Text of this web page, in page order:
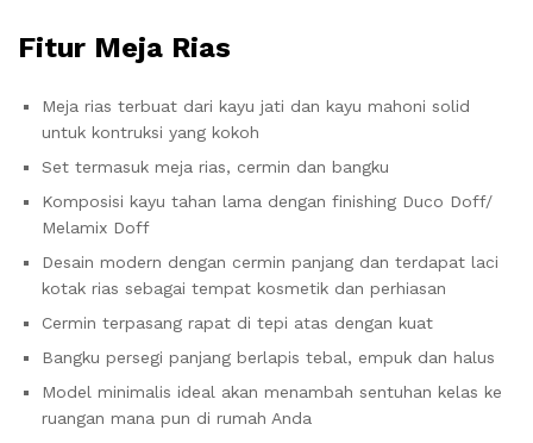
Fitur Meja Rias
Meja rias terbuat dari kayu jati dan kayu mahoni solid
untuk kontruksi yang kokoh
Set termasuk meja rias, cermin dan bangku
Komposisi kayu tahan lama dengan finishing Duco Doff/
Melamix Doff
Desain modern dengan cermin panjang dan terdapat laci
kotak rias sebagai tempat kosmetik dan perhiasan
Cermin terpasang rapat di tepi atas dengan kuat
Bangku persegi panjang berlapis tebal, empuk dan halus
Model minimalis ideal akan menambah sentuhan kelas ke
ruangan mana pun di rumah Anda